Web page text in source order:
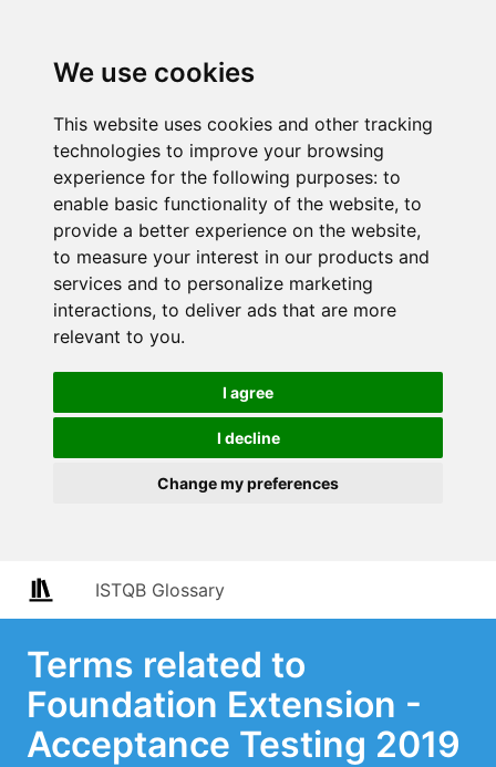
We use cookies
This website uses cookies and other tracking
technologies to improve your browsing
experience for the following purposes: to
enable basic functionality of the website, to
provide a better experience on the website,
to measure your interest in our products and
services and to personalize marketing
interactions, to deliver ads that are more
relevant to you.
I agree
I decline
Change my preferences
ISTQB Glossary
Terms related to
Foundation Extension -
Acceptance Testing 2019